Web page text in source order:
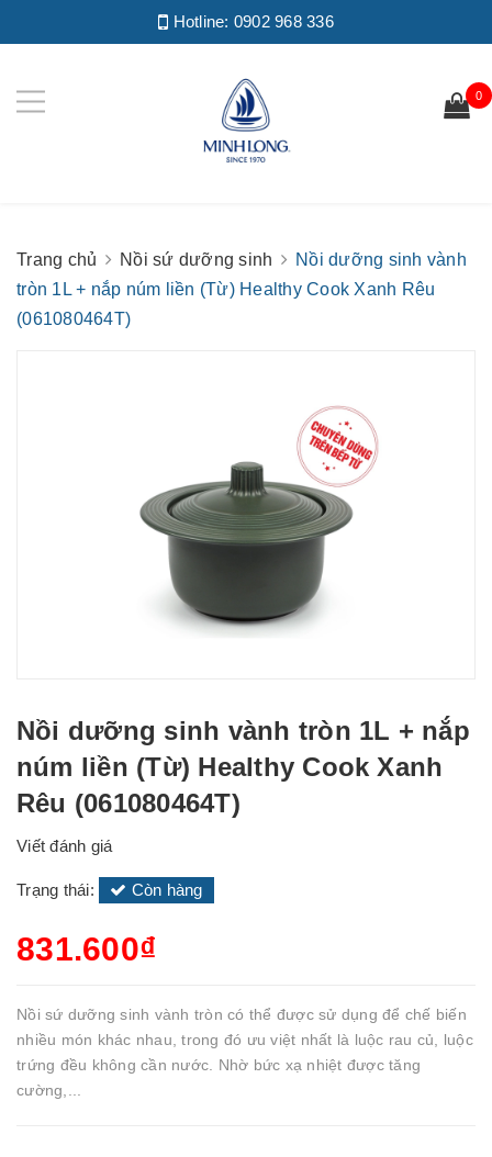
Hotline: 0902 968 336
0
Trang chủ Nồi sứ dưỡng sinh
Nồi dưỡng sinh vành
tròn 1L + nắp núm liền (Từ) Healthy Cook Xanh Rêu
(061080464T)
Nồi dưỡng sinh vành tròn 1L + nắp
núm liền (Từ) Healthy Cook Xanh
Rêu (061080464T)
Viết đánh giá
Trạng thái: Còn hàng
831.600₫
Nồi sứ dưỡng sinh vành tròn có thể được sử dụng để chế biến
nhiều món khác nhau, trong đó ưu việt nhất là luộc rau củ, luộc
trứng đều không cần nước. Nhờ bức xạ nhiệt được tăng
cường,...